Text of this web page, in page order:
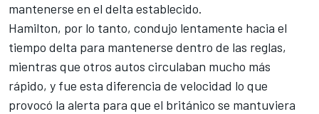
mantenerse en el delta establecido.
Hamilton, por lo tanto, condujo lentamente hacia el
tiempo delta para mantenerse dentro de las reglas,
mientras que otros autos circulaban mucho más
rápido, y fue esta diferencia de velocidad lo que
provocó la alerta para que el británico se mantuviera